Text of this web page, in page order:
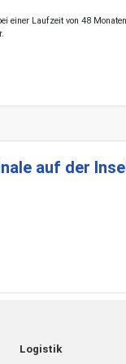
einer Laufzeit von 48
auf der
Logistik